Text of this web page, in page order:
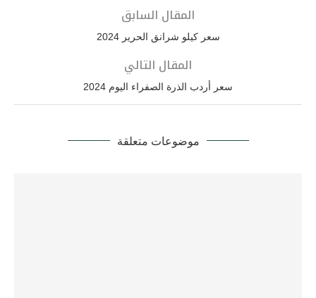
المقال السابق
سعر كيلو شرانق الحرير 2024
المقال التالي
سعر أردب الذرة الصفراء اليوم 2024
موضوعات متعلقة